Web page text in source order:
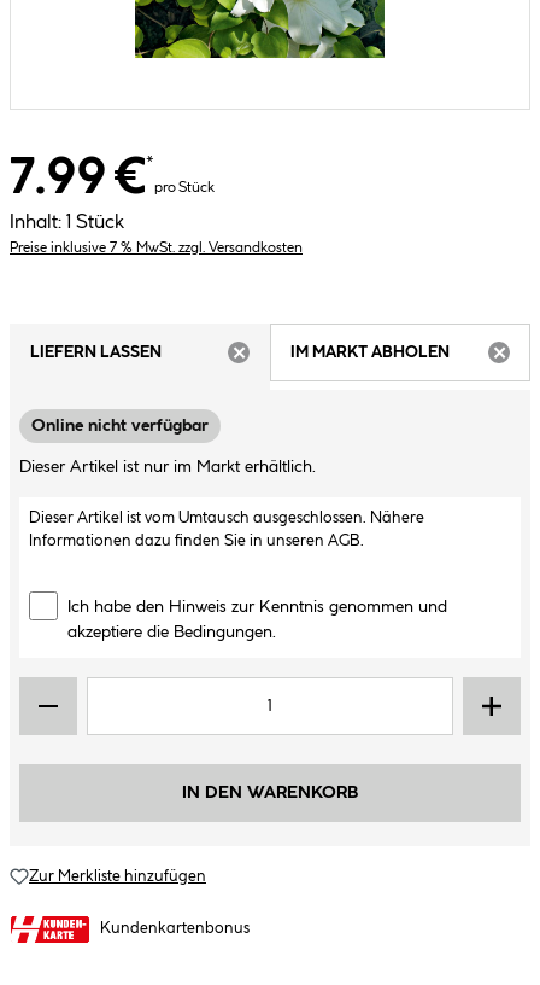
7.99 €*
pro Stück
Inhalt: 1 Stück
Preise inklusive 7 % MwSt. zzgl. Versandkosten
LIEFERN LASSEN
IM MARKT ABHOLEN
Online nicht verfügbar
Dieser Artikel ist nur im Markt erhältlich.
Dieser Artikel ist vom Umtausch ausgeschlossen. Nähere
Informationen dazu finden Sie in unseren AGB
Ich habe den Hinweis zur Kenntnis genommen und
akzeptiere die Bedingungen.
IN DEN WARENKORB
Zur Merkliste hinzufügen
Kundenkartenbonus